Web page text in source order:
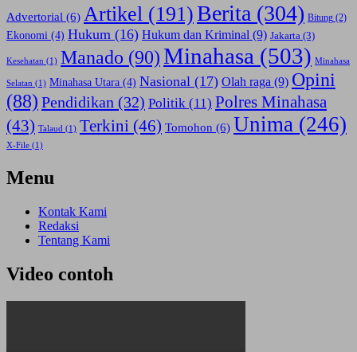
Advertorial (6) Artikel (191)Berita (304) Bitung (2)
Ekonomi (4) Hukum (16) Hukum dan Kriminal (9) Jakarta (3)
Kesehatan (1) Manado (90) Minahasa (503) Minahasa
Selatan (1) Minahasa Utara (4) Nasional (17) Olah raga (9) Opini
(88) Pendidikan (32) Politik (11) Polres Minahasa
(43) Talaud (1) Terkini (46) Tomohon (6) Unima (246)
X-File (1)
Menu
Kontak Kami
Redaksi
Tentang Kami
Video contoh